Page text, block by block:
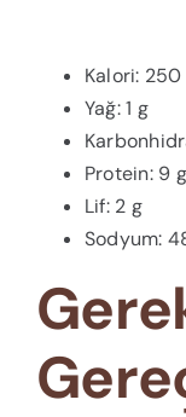
Kalori:
Yağ: 1 g
Protein: 9 g
Lif: 2 g
Sodyum: